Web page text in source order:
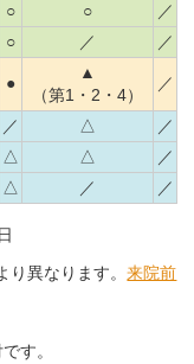
○ ○
／
○ ／ ／
●
▲
（第1・2・4）
／
／ △
／
△ △
／
△ ／ ／
り異なります。来院前
す。